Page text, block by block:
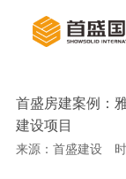
首盛房建案例：
建设项目
来源：首盛建设